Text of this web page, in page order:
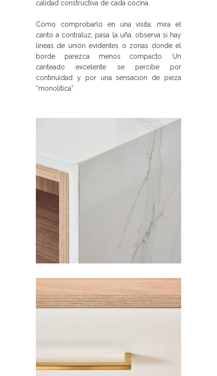
calidad constructiva de cada cocina.
Cómo comprobarlo en una visita: mira el
canto a contraluz, pasa la uña, observa si hay
líneas de unión evidentes o zonas donde el
borde parezca menos compacto. Un
canteado excelente se percibe por
continuidad y por una sensación de pieza
“monolítica”.